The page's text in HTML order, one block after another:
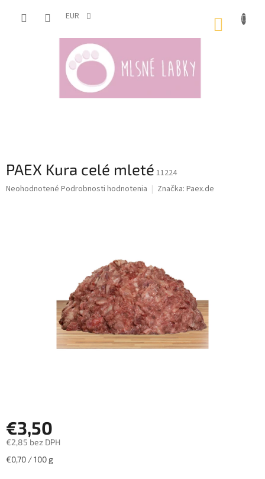
EUR
PAEX Kura celé mleté 11224
Priemerné
Neohodnotené Podrobnosti hodnotenia Značka: Paex.de
€3,50
€2,85 bez DPH
Jednotková
€0,70 / 100 g